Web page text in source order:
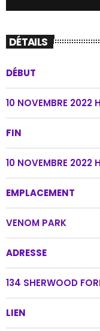
DÉTAILS
DÉBUT
10 NOVEMBRE 2022
FIN
10 NOVEMBRE 2022
EMPLACEMENT
VENOM PARK
ADRESSE
134 SHERWOOD
LIEN